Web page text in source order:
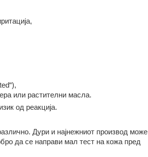
,
,
или растителни масла.
од реакција.
Дури и најнежниот производ може
да се направи мал тест на кожа пред